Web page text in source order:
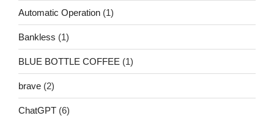
Automatic Operation (1)
Bankless (1)
BLUE BOTTLE COFFEE (1)
brave (2)
ChatGPT (6)